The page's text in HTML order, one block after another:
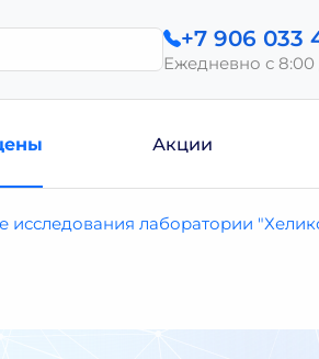
+7 906 033
Ежедневно с 8:00
Акции
исследования лаборатории